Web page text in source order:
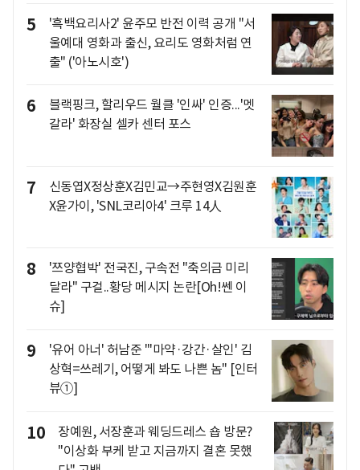
5
'흑백요리사2' 윤주모 반전 이력 공개 "서
울예대 영화과 출신, 요리도 영화처럼 연
출" ('아노시호')
6
블랙핑크, 할리우드 월클 '인싸' 인증...'멧
갈라' 화장실 셀카 센터 포스
7
신동엽X정상훈X김민교→주현영X김원훈
X윤가이, 'SNL코리아4' 크루 14人
8
'쯔양협박' 전국진, 구속전 "축의금 미리
달라" 구걸..황당 메시지 논란[Oh!쎈 이
슈]
9
'유어 아너' 허남준 "'마약·강간·살인' 김
상혁=쓰레기, 어떻게 봐도 나쁜 놈" [인터
뷰①]
10
장예원, 서장훈과 웨딩드레스 숍 방문?
"이상화 부케 받고 지금까지 결혼 못했